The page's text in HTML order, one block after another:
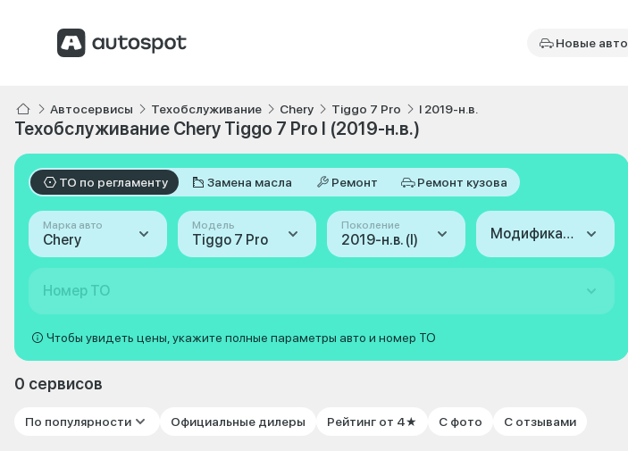
Новые авто
Автосервисы Техобслуживание Chery Tiggo 7 Pro I 2019-н.в.
Техобслуживание Chery Tiggo 7 Pro I (2019-н.в.)
ТО по регламенту Замена масла Ремонт Ремонт кузова
Марка авто
Chery
Модель
Tiggo 7 Pro
Поколение
2019-н.в. (I) Модификация
Номер ТО
Чтобы увидеть цены, укажите полные параметры авто и номер ТО
0 сервисов
По популярности Официальные дилеры Рейтинг от 4★ С фото С отзывами